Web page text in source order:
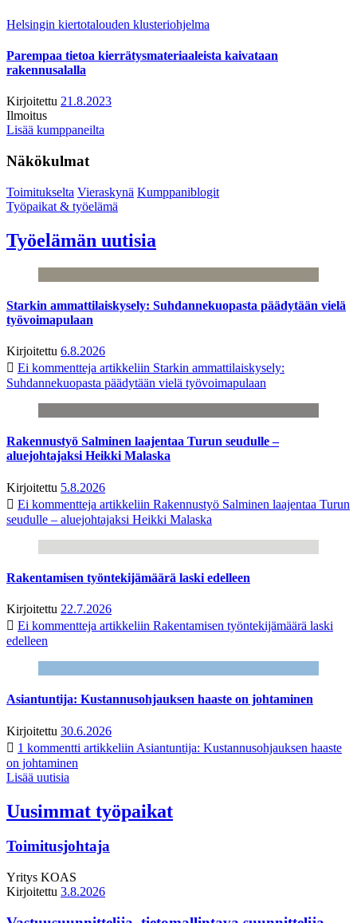
Helsingin kiertotalouden klusteriohjelma
Parempaa tietoa kierrätysmateriaaleista kaivataan
rakennusalalla
Kirjoitettu 21.8.2023
Ilmoitus
Lisää kumppaneilta
Näkökulmat
Toimitukselta Vieraskynä Kumppaniblogit
Työpaikat & työelämä
Työelämän uutisia
Starkin ammattilaiskysely: Suhdannekuopasta päädytään vielä
työvoimapulaan
Kirjoitettu 6.8.2026
Ei kommentteja artikkeliin Starkin ammattilaiskysely:
Suhdannekuopasta päädytään vielä työvoimapulaan
Rakennustyö Salminen laajentaa Turun seudulle –
aluejohtajaksi Heikki Malaska
Kirjoitettu 5.8.2026
Ei kommentteja artikkeliin Rakennustyö Salminen laajentaa Turun
seudulle – aluejohtajaksi Heikki Malaska
Rakentamisen työntekijämäärä laski edelleen
Kirjoitettu 22.7.2026
Ei kommentteja artikkeliin Rakentamisen työntekijämäärä laski
edelleen
Asiantuntija: Kustannusohjauksen haaste on johtaminen
Kirjoitettu 30.6.2026
1 kommentti artikkeliin Asiantuntija: Kustannusohjauksen haaste
on johtaminen
Lisää uutisia
Uusimmat työpaikat
Toimitusjohtaja
Yritys KOAS
Kirjoitettu 3.8.2026